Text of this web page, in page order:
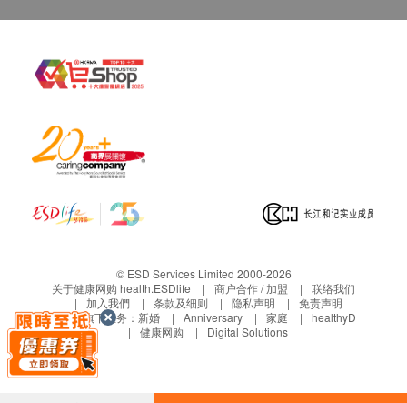
© ESD Services Limited 2000-2026
关于健康网购 health.ESDlife
商户合作 / 加盟
联络我们
加入我們
条款及细则 隐私声明
免责声明
生活易旗下业务： 新婚 Anniversary 家庭
healthyD
健康网购
Digital Solutions